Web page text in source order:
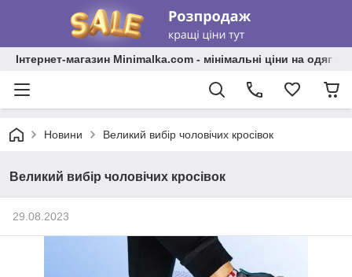
Інтернет-магазин Minimalka.com - мінімальні ціни на одяг
Новини Великий вибір чоловічих кросівок
Великий вибір чоловічих кросівок
29.08.2023